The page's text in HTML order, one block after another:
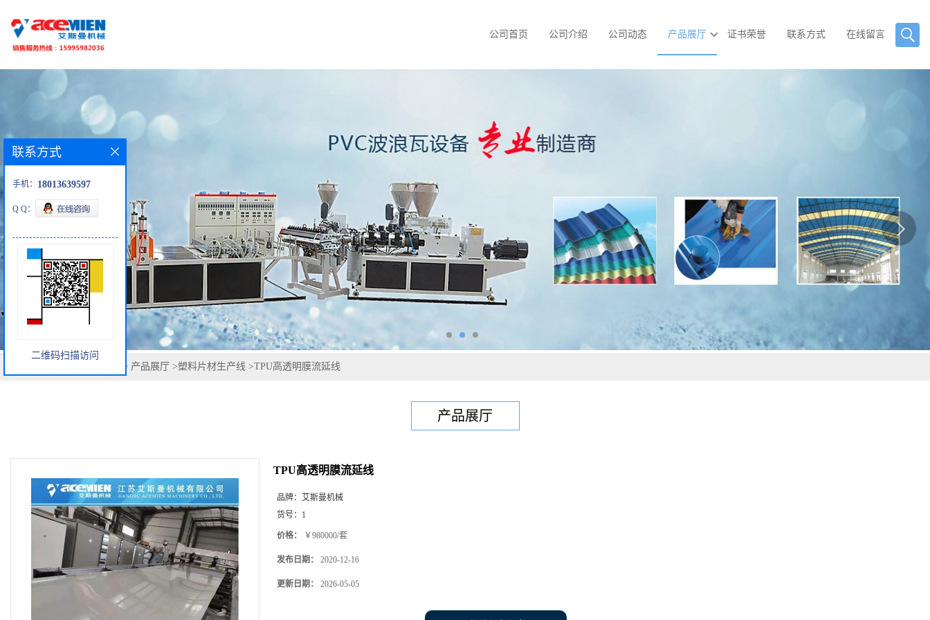
公司首页 公司介绍 公司动态 产品展厅 证书荣誉 联系方式 在线留言
> 产品展厅 >塑料片材生产线 >TPU高透明膜流延线
产品展厅
TPU高透明膜流延线
品牌： 艾斯曼机械
货号： 1
价格： ￥980000/套
发布日期： 2020-12-16
更新日期： 2026-05-05
联系方式
手机： 18013639597
Q Q：
二维码扫描访问